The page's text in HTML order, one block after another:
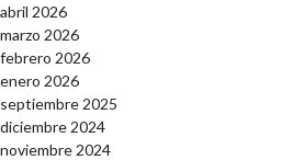
abril 2026
marzo 2026
febrero 2026
enero 2026
septiembre 2025
diciembre 2024
noviembre 2024